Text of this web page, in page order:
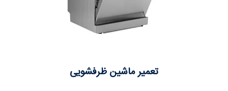
تعمیر ماشین ظرفشویی